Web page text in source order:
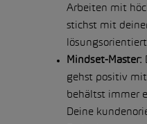
Arbeiten mit
stichst mit
Mindset-Master:
gehst positiv
behältst immer
Deine